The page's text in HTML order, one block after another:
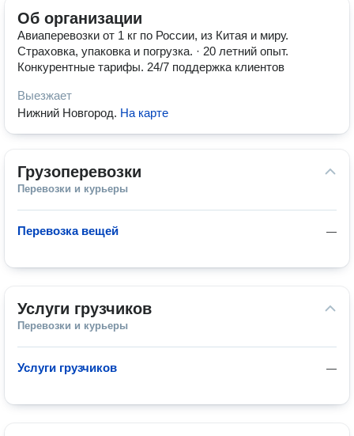
Об организации
Авиаперевозки от 1 кг по России, из Китая и миру.
Страховка, упаковка и погрузка. · 20 летний опыт.
Конкурентные тарифы. 24/7 поддержка клиентов
Выезжает
Нижний Новгород. На карте
Грузоперевозки
Перевозки и курьеры
—
Перевозка вещей
Услуги грузчиков
Перевозки и курьеры
—
Услуги грузчиков